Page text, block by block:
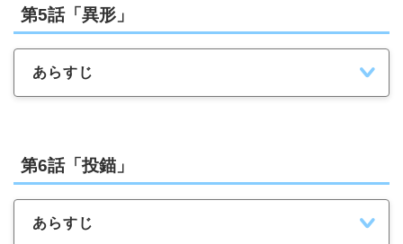
第5話「異形」
あらすじ
第6話「投錨」
あらすじ